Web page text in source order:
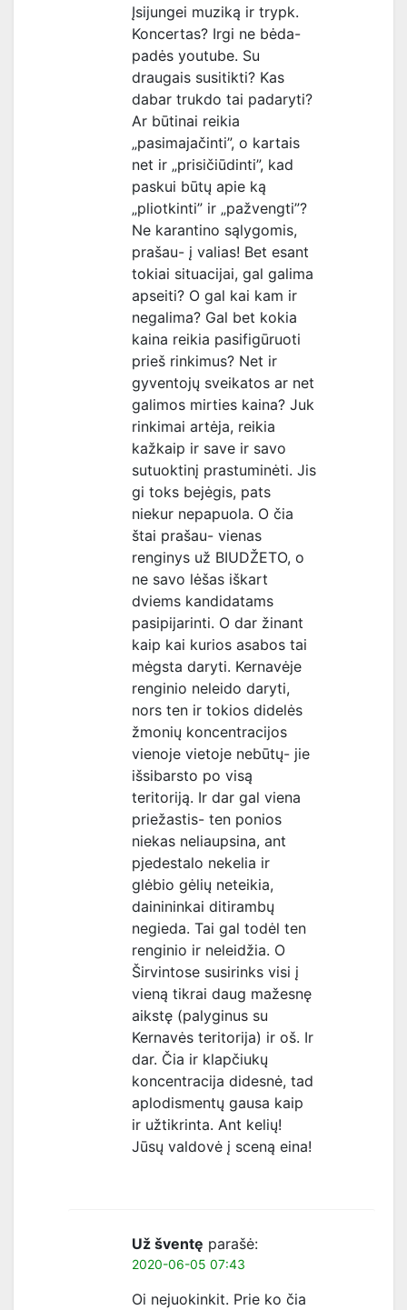
Įsijungei muziką ir trypk.
Koncertas? Irgi ne bėda-
padės youtube. Su
draugais susitikti? Kas
dabar trukdo tai padaryti?
Ar būtinai reikia
„pasimajačinti”, o kartais
net ir „prisičiūdinti”, kad
paskui būtų apie ką
„pliotkinti” ir „pažvengti”?
Ne karantino sąlygomis,
prašau- į valias! Bet esant
tokiai situacijai, gal galima
apseiti? O gal kai kam ir
negalima? Gal bet kokia
kaina reikia pasifigūruoti
prieš rinkimus? Net ir
gyventojų sveikatos ar net
galimos mirties kaina? Juk
rinkimai artėja, reikia
kažkaip ir save ir savo
sutuoktinį prastuminėti. Jis
gi toks bejėgis, pats
niekur nepapuola. O čia
štai prašau- vienas
renginys už BIUDŽETO, o
ne savo lėšas iškart
dviems kandidatams
pasipijarinti. O dar žinant
kaip kai kurios asabos tai
mėgsta daryti. Kernavėje
renginio neleido daryti,
nors ten ir tokios didelės
žmonių koncentracijos
vienoje vietoje nebūtų- jie
išsibarsto po visą
teritoriją. Ir dar gal viena
priežastis- ten ponios
niekas neliaupsina, ant
pjedestalo nekelia ir
glėbio gėlių neteikia,
dainininkai ditirambų
negieda. Tai gal todėl ten
renginio ir neleidžia. O
Širvintose susirinks visi į
vieną tikrai daug mažesnę
aikstę (palyginus su
Kernavės teritorija) ir oš. Ir
dar. Čia ir klapčiukų
koncentracija didesnė, tad
aplodismentų gausa kaip
ir užtikrinta. Ant kelių!
Jūsų valdovė į sceną eina!
Už šventę parašė:
2020-06-05 07:43
Oi nejuokinkit. Prie ko čia